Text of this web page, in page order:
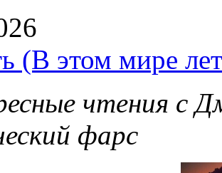
(В этом мире
чтения с
фарс